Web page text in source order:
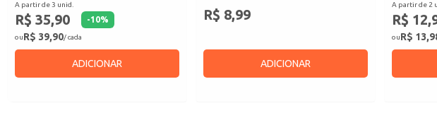
A partir de 3 unid.
R$ 35,90 -10%
ouR$ 39,90/ cada
ADICIONAR
R$ 8,99
ADICIONAR
A partir de 2
R$
ouR$